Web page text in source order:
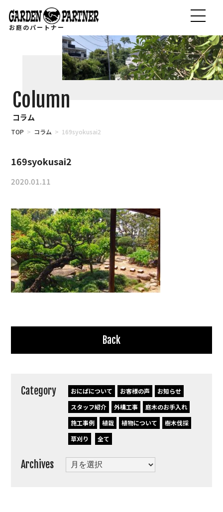
お庭のパートナー
Column
コラム
TOP > コラム > 169syokusai2
169syokusai2
2020.01.11
Back
Category おにぱについて お客様の声
お知らせ
スタッフ紹介
外構工事
庭木のお手入れ
施工事例
植栽 植物について
樹木伐採
草刈り
全て
Archives Archives